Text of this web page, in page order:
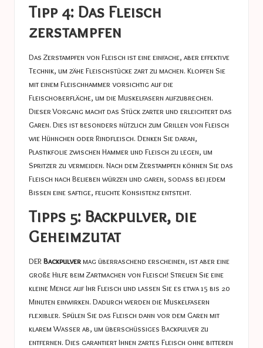
Tipp 4: Das Fleisch
zerstampfen
Das Zerstampfen von Fleisch ist eine einfache, aber effektive
Technik, um zähe Fleischstücke zart zu machen. Klopfen Sie
mit einem Fleischhammer vorsichtig auf die
Fleischoberfläche, um die Muskelfasern aufzubrechen.
Dieser Vorgang macht das Stück zarter und erleichtert das
Garen. Dies ist besonders nützlich zum Grillen von Fleisch
wie Hühnchen oder Rindfleisch. Denken Sie daran,
Plastikfolie zwischen Hammer und Fleisch zu legen, um
Spritzer zu vermeiden. Nach dem Zerstampfen können Sie das
Fleisch nach Belieben würzen und garen, sodass bei jedem
Bissen eine saftige, feuchte Konsistenz entsteht.
Tipps 5: Backpulver, die
Geheimzutat
DER Backpulvermag überraschend erscheinen, ist aber eine
große Hilfe beim Zartmachen von Fleisch! Streuen Sie eine
kleine Menge auf Ihr Fleisch und lassen Sie es etwa 15 bis 20
Minuten einwirken. Dadurch werden die Muskelfasern
flexibler. Spülen Sie das Fleisch dann vor dem Garen mit
klarem Wasser ab, um überschüssiges Backpulver zu
entfernen. Dies garantiert Ihnen zartes Fleisch ohne bitteren